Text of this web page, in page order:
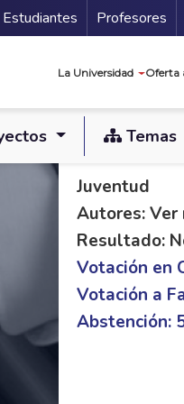
Estudiantes Profesores
La Universidad Oferta
Temas
PLO C
Juventud
Autores: Ver
Resultado:
Votación en
Votación a
Abstención: